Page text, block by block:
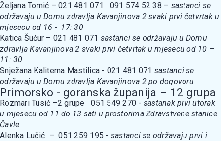
Željana Tomić – 021 481 071 091 574 52 38 – sastanci se
održavaju u Domu zdravlja Kavanjinova 2 svaki prvi četvrtak u
mjesecu od 16 - 17: 30
Katica Šućur – 021 481 071 sastanci se održavaju u Domu
zdravlja Kavanjinova 2 svaki prvi četvrtak u mjesecu od 10 –
11: 30
Snježana Kaliterna Mastilica - 021 481 071 sastanci se
održavaju u Domu zdravlja Kavanjinova 2 po dogovoru
Primorsko - goranska županija – 12 grupa
Rozmari Tusić –2 grupe 051 549 270 - sastanak prvi utorak
u mjesecu od 11 do 13 sati u prostorima Zdravstvene stanice
Čavle
Alenka Lučić – 051 259 195 - sastanci se održavaju prvi i